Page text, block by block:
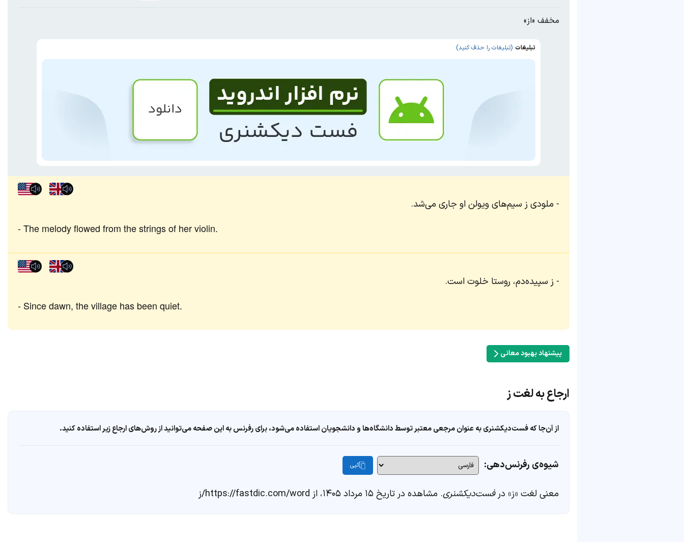
مخفف «از»
تبلیغات (تبلیغات را حذف کنید)
ملودی ز سیم‌های ویولن او جاری می‌شد.
The melody flowed from the strings of her violin.
ز سپیده‌دم، روستا خلوت است.
Since dawn, the village has been quiet.
پیشنهاد بهبود معانی
ارجاع به لغت ز
از آن‌جا که فست‌دیکشنری به عنوان مرجعی معتبر توسط دانشگاه‌ها و دانشجویان استفاده می‌شود، برای رفرنس به این صفحه می‌توانید از روش‌های ارجاع زیر استفاده کنید.
شیوه‌ی رفرنس‌دهی: کپی
معنی لغت «ز» درفست‌دیکشنری. مشاهده در تاریخ ۱۵ مرداد ۱۴۰۵، از https://fastdic.com/word/ز